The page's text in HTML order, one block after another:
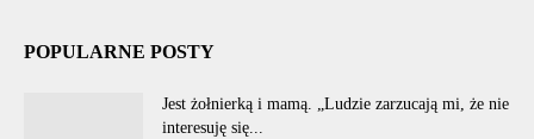
POPULARNE POSTY
Jest żołnierką i mamą. „Ludzie zarzucają mi, że nie
interesuję się...